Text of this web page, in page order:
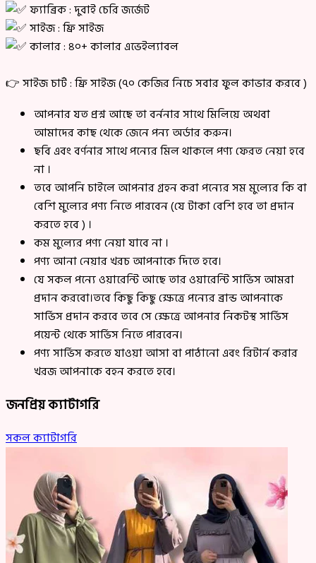
ফ্যাব্রিক : দুবাই চেরি জর্জেট
সাইজ : ফ্রি সাইজ
কালার : ৪০+ কালার এভেইল্যাবল
👉 সাইজ চার্ট : ফ্রি সাইজ (৭০ কেজির নিচে সবার ফুল কাভার করবে )
আপনার যত প্রশ্ন আছে তা বর্ননার সাথে মিলিয়ে অথবা
আমাদের কাছ থেকে জেনে পন্য অর্ডার করুন।
ছবি এবং বর্ণনার সাথে পন্যের মিল থাকলে পণ্য ফেরত নেয়া হবে
না ।
তবে আপনি চাইলে আপনার গ্রহন করা পন্যের সম মুল্যের কি বা
বেশি মুল্যের পণ্য নিতে পারবেন (যে টাকা বেশি হবে তা প্রদান
করতে হবে ) ।
কম মুল্যের পণ্য নেয়া যাবে না ।
পণ্য আনা নেয়ার খরচ আপনাকে দিতে হবে।
যে সকল পন্যে ওয়ারেন্টি আছে তার ওয়ারেন্টি সার্ভিস আমরা
প্রদান করবো।তবে কিছু কিছু ক্ষেত্রে পন্যের ব্রান্ড আপনাকে
সার্ভিস প্রদান করবে তবে সে ক্ষেত্রে আপনার নিকটস্থ সার্ভিস
পয়েন্ট থেকে সার্ভিস নিতে পারবেন।
পণ্য সার্ভিস করতে যাওয়া আসা বা পাঠানো এবং রিটার্ন করার
খরজ আপনাকে বহন করতে হবে।
জনপ্রিয় ক্যাটাগরি
সকল ক্যাটাগরি